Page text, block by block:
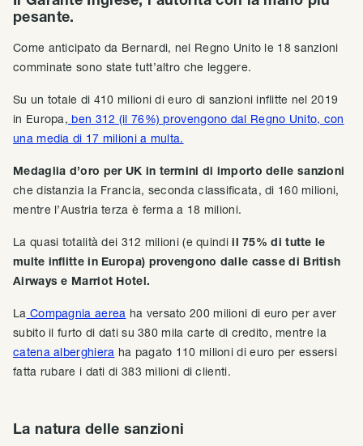
pesante.
Come anticipato da Bernardi, nel Regno Unito le 18 sanzioni
comminate sono state tutt’altro che leggere.
Su un totale di 410 milioni di euro di sanzioni inflitte nel 2019
in Europa, ben 312 (il 76%) provengono dal Regno Unito, con
una media di 17 milioni a multa.
Medaglia d’oro per UK in termini di importo delle sanzioni
che distanzia la Francia, seconda classificata, di 160 milioni,
mentre l’Austria terza è ferma a 18 milioni.
La quasi totalità dei 312 milioni (e quindiil 75% di tutte le
multe inflitte in Europa) provengono dalle casse di British
Airways e Marriot Hotel.
La Compagnia aerea ha versato 200 milioni di euro per aver
subito il furto di dati su 380 mila carte di credito, mentre la
catena alberghiera ha pagato 110 milioni di euro per essersi
fatta rubare i dati di 383 milioni di clienti.
La natura delle sanzioni